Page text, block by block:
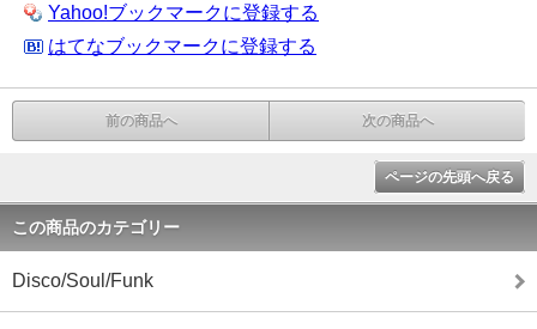
Yahoo!ブックマークに登録する
はてなブックマークに登録する
前の商品へ 次の商品へ
ページの先頭へ戻る
この商品のカテゴリー
Disco/Soul/Funk